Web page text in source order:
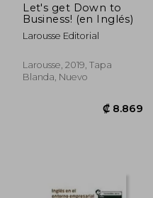
₡ 18.273
Let's get Down to
Business! (en Inglés)
Larousse Editorial
Larousse, 2019, Tapa
Blanda, Nuevo